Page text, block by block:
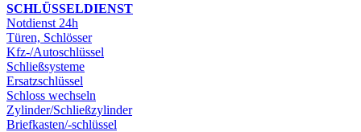
SCHLÜSSELDIENST
Notdienst 24h
Türen, Schlösser
Kfz-/Autoschlüssel
Schließsysteme
Ersatzschlüssel
Schloss wechseln
Zylinder/Schließzylinder
Briefkasten/-schlüssel